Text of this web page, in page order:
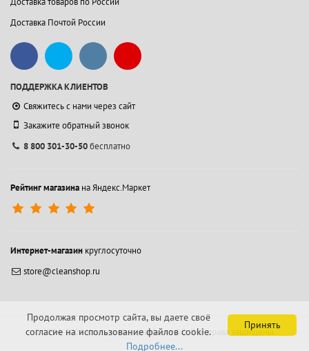
Доставка Почтой России
ПОДДЕРЖКА КЛИЕНТОВ
Свяжитесь с нами через сайт
Закажите обратный звонок
8 800 301-30-50бесплатно
Рейтинг магазина на Яндекс.Маркет
Интернет-магазин круглосуточно
store@cleanshop.ru
© 1994-2026 Контакт Интернейшнл АО.Все права защищены.
Принять
Продолжая просмотр сайта, вы даете своё
согласие на использование файлов cookie.
Подробнее...